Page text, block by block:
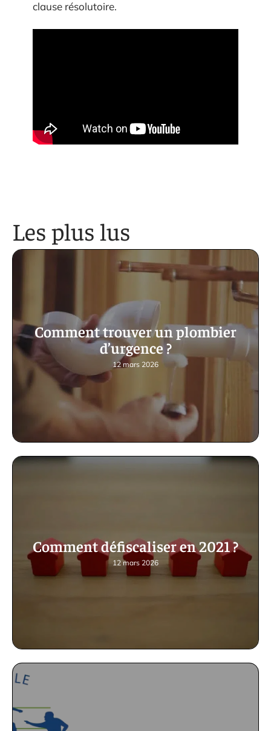
clause résolutoire.
Les plus lus
Comment trouver un plombier
d’urgence ?
12 mars 2026
Comment défiscaliser en 2021 ?
12 mars 2026